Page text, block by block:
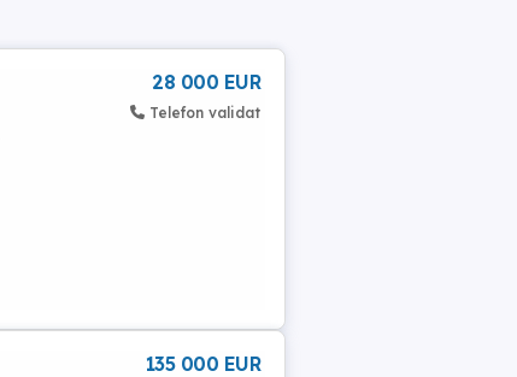
28 000 EUR
Telefon validat
135 000 EUR